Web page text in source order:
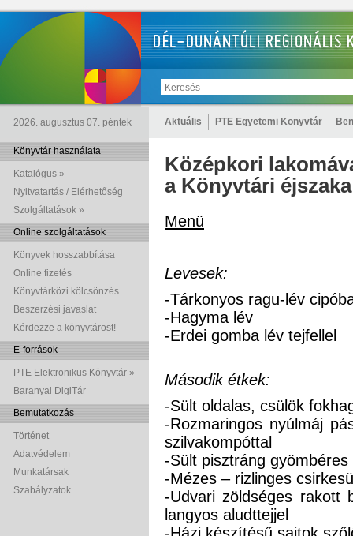
2026. augusztus 07. péntek Aktuális PTE Egyetemi Könyvtár
Könyvtár használata
Katalógus »
Nyitvatartás / Elérhetőség
Szolgáltatások »
Online szolgáltatások
Könyvek hosszabbítása
Online fizetés
Könyvtárközi kölcsönzés
Beszerzési javaslat
Kérdezze a könyvtárost!
E-források
PTE Elektronikus Könyvtár »
Baranyai DigiTár
Bemutatkozás
Történet
Adatvédelem
Munkatársak
Szabályzatok
Középkori
a Könyvtári
Menü
Levesek:
-Tárkonyos ragu-lév
-Hagyma lév
-Erdei gomba lév tejfellel
Második étkek:
-Sült oldalas, csülök
-Rozmaringos nyúlmáj
szilvakompóttal
-Sült pisztráng
-Mézes – rizlinges
-Udvari zöldséges rakott
langyos aludttejjel